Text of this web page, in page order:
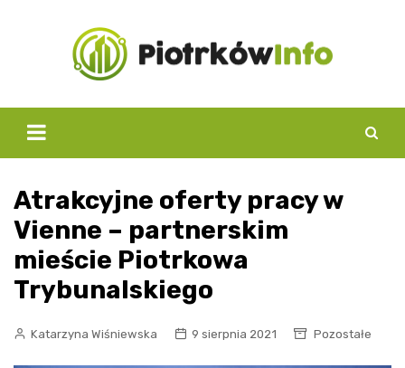
Atrakcyjne oferty pracy w
Vienne – partnerskim
mieście Piotrkowa
Trybunalskiego
Katarzyna Wiśniewska 9 sierpnia 2021 Pozostałe